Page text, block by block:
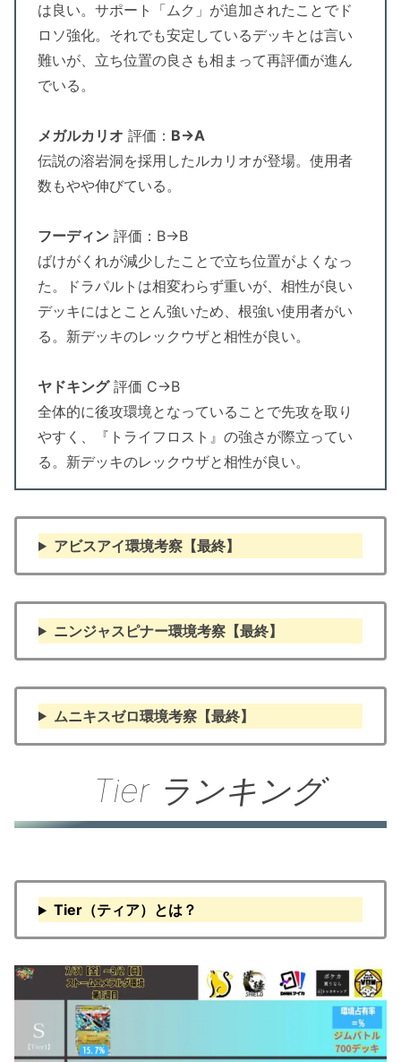
は良い。サポート「ムク」が追加されたことでド
ロソ強化。それでも安定しているデッキとは言い
難いが、立ち位置の良さも相まって再評価が進ん
でいる。
メガルカリオ 評価： B→A
伝説の溶岩洞を採用したルカリオが登場。使用者
数もやや伸びている。
フーディン 評価：B→B
ばけがくれが減少したことで立ち位置がよくなっ
た。ドラパルトは相変わらず重いが、相性が良い
デッキにはとことん強いため、根強い使用者がい
る。新デッキのレックウザと相性が良い。
ヤドキング評価 C→B
全体的に後攻環境となっていることで先攻を取り
やすく、『トライフロスト』の強さが際立ってい
る。新デッキのレックウザと相性が良い。
アビスアイ環境考察【最終】
ニンジャスピナー環境考察【最終】
ムニキスゼロ環境考察【最終】
Tier ランキング
Tier（ティア）とは？